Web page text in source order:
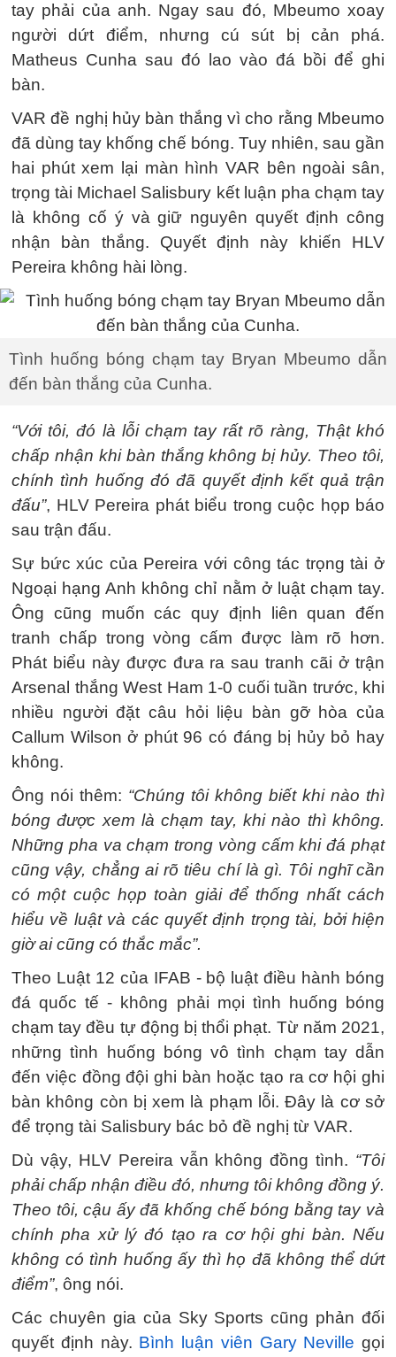
tay phải của anh. Ngay sau đó, Mbeumo xoay
người dứt điểm, nhưng cú sút bị cản phá.
Matheus Cunha sau đó lao vào đá bồi để ghi
bàn.
VAR đề nghị hủy bàn thắng vì cho rằng Mbeumo
đã dùng tay khống chế bóng. Tuy nhiên, sau gần
hai phút xem lại màn hình VAR bên ngoài sân,
trọng tài Michael Salisbury kết luận pha chạm tay
là không cố ý và giữ nguyên quyết định công
nhận bàn thắng. Quyết định này khiến HLV
Pereira không hài lòng.
Tình huống bóng chạm tay Bryan Mbeumo dẫn
đến bàn thắng của Cunha.
“Với tôi, đó là lỗi chạm tay rất rõ ràng, Thật khó
chấp nhận khi bàn thắng không bị hủy. Theo tôi,
chính tình huống đó đã quyết định kết quả trận
đấu”, HLV Pereira phát biểu trong cuộc họp báo
sau trận đấu.
Sự bức xúc của Pereira với công tác trọng tài ở
Ngoại hạng Anh không chỉ nằm ở luật chạm tay.
Ông cũng muốn các quy định liên quan đến
tranh chấp trong vòng cấm được làm rõ hơn.
Phát biểu này được đưa ra sau tranh cãi ở trận
Arsenal thắng West Ham 1-0 cuối tuần trước, khi
nhiều người đặt câu hỏi liệu bàn gỡ hòa của
Callum Wilson ở phút 96 có đáng bị hủy bỏ hay
không.
Ông nói thêm: “Chúng tôi không biết khi nào thì
bóng được xem là chạm tay, khi nào thì không.
Những pha va chạm trong vòng cấm khi đá phạt
cũng vậy, chẳng ai rõ tiêu chí là gì. Tôi nghĩ cần
có một cuộc họp toàn giải để thống nhất cách
hiểu về luật và các quyết định trọng tài, bởi hiện
giờ ai cũng có thắc mắc”.
Theo Luật 12 của IFAB - bộ luật điều hành bóng
đá quốc tế - không phải mọi tình huống bóng
chạm tay đều tự động bị thổi phạt. Từ năm 2021,
những tình huống bóng vô tình chạm tay dẫn
đến việc đồng đội ghi bàn hoặc tạo ra cơ hội ghi
bàn không còn bị xem là phạm lỗi. Đây là cơ sở
để trọng tài Salisbury bác bỏ đề nghị từ VAR.
Dù vậy, HLV Pereira vẫn không đồng tình. “Tôi
phải chấp nhận điều đó, nhưng tôi không đồng ý.
Theo tôi, cậu ấy đã khống chế bóng bằng tay và
chính pha xử lý đó tạo ra cơ hội ghi bàn. Nếu
không có tình huống ấy thì họ đã không thể dứt
điểm”, ông nói.
Các chuyên gia của Sky Sports cũng phản đối
quyết định này. Bình luận viên Gary Neville gọi